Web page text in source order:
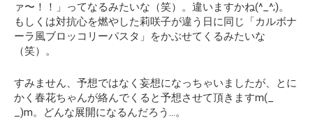
ァ〜！！」ってなるみたいな（笑）。違いますかね(^_^;)。
もしくは対抗心を燃やした莉咲子が違う日に同じ「カルボナ
ーラ風ブロッコリーパスタ」をかぶせてくるみたいな
（笑）。
すみません、予想ではなく妄想になっちゃいましたが、とに
かく春花ちゃんが絡んでくると予想させて頂きますm(_
_)m。どんな展開になるんだろう…。